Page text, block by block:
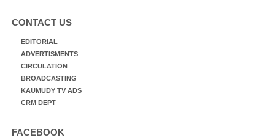
CONTACT US
EDITORIAL
ADVERTISMENTS
CIRCULATION
BROADCASTING
KAUMUDY TV ADS
CRM DEPT
FACEBOOK